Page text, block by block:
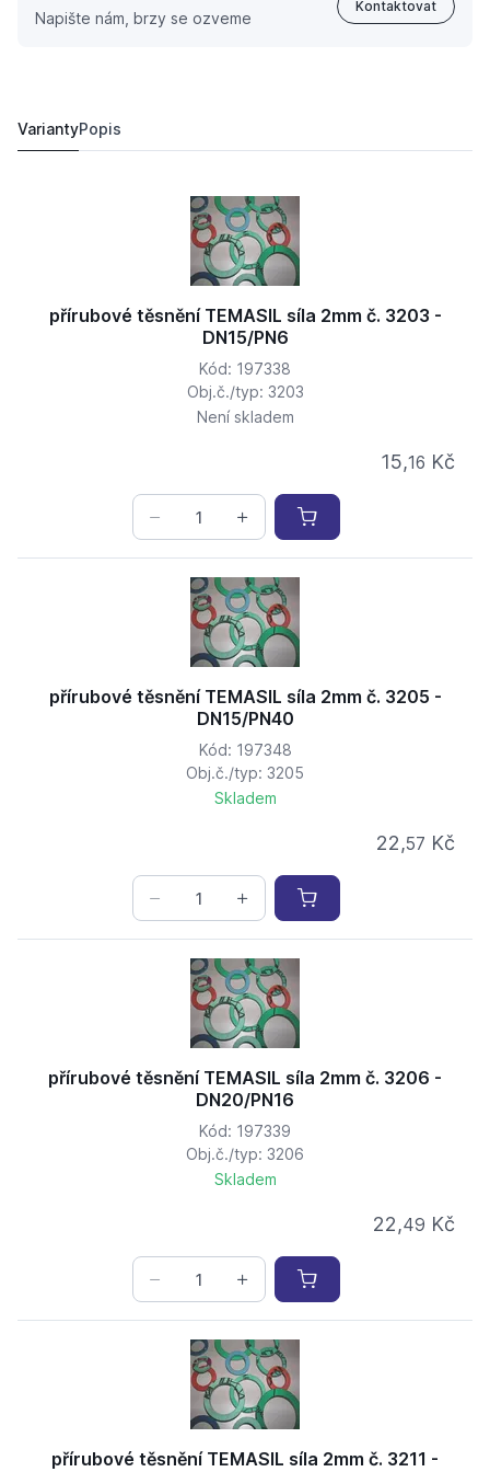
Napište nám, brzy se ozveme
Kontaktovat
VariantyPopis
přírubové těsnění TEMASIL síla 2mm č. 3203 -
DN15/PN6
Kód: 197338
Obj.č./typ: 3203
Není skladem
15,16 Kč
přírubové těsnění TEMASIL síla 2mm č. 3205 -
DN15/PN40
Kód: 197348
Obj.č./typ: 3205
Skladem
22,57 Kč
přírubové těsnění TEMASIL síla 2mm č. 3206 -
DN20/PN16
Kód: 197339
Obj.č./typ: 3206
Skladem
22,49 Kč
přírubové těsnění TEMASIL síla 2mm č. 3211 -